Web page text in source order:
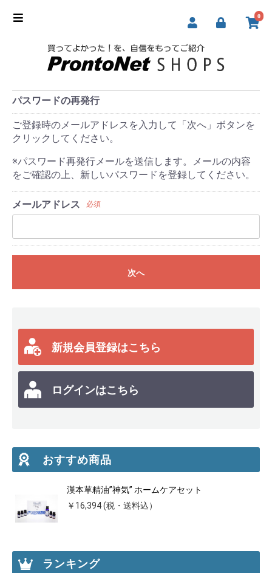
0
パスワードの再発行
ご登録時のメールアドレスを入力して「次へ」ボタンを
クリックしてください。
※パスワード再発行メールを送信します。メールの内容
をご確認の上、新しいパスワードを登録してください。
メールアドレス 必須
次へ
新規会員登録はこちら
ログインはこちら
おすすめ商品
漢本草精油”神気” ホームケアセット
￥16,394 (税・送料込）
ランキング